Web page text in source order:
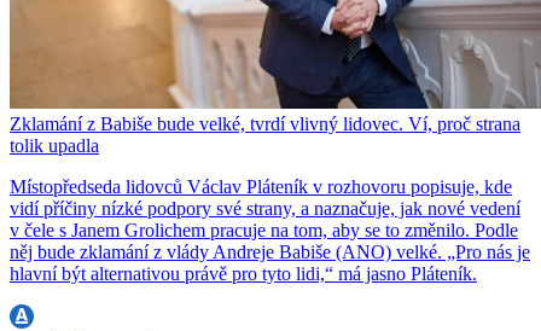
Zklamání z Babiše bude velké, tvrdí vlivný lidovec. Ví, proč strana
tolik upadla
Místopředseda lidovců Václav Pláteník v rozhovoru popisuje, kde
vidí příčiny nízké podpory své strany, a naznačuje, jak nové vedení
v čele s Janem Grolichem pracuje na tom, aby se to změnilo. Podle
něj bude zklamání z vlády Andreje Babiše (ANO) velké. „Pro nás je
hlavní být alternativou právě pro tyto lidi,“ má jasno Pláteník.